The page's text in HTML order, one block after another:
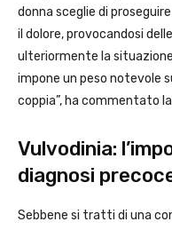
donna sceglie di
il dolore, provocandosi
ulteriormente la
impone un peso notevole
coppia”, ha commentato
Vulvodinia:
diagnosi
Sebbene si tratti di una